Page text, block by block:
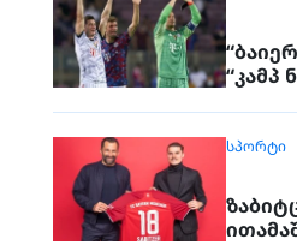
“კამპ
ᲡᲞᲝᲠᲢᲘ